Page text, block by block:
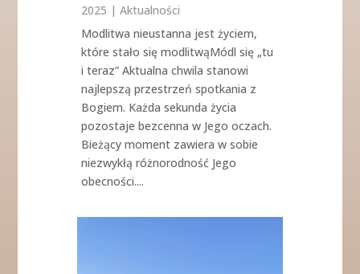
2025 |Aktualności
Modlitwa nieustanna jest życiem,
które stało się modlitwąMódl się „tu
i teraz” Aktualna chwila stanowi
najlepszą przestrzeń spotkania z
Bogiem. Każda sekunda życia
pozostaje bezcenna w Jego oczach.
Bieżący moment zawiera w sobie
niezwykłą różnorodność Jego
obecności....